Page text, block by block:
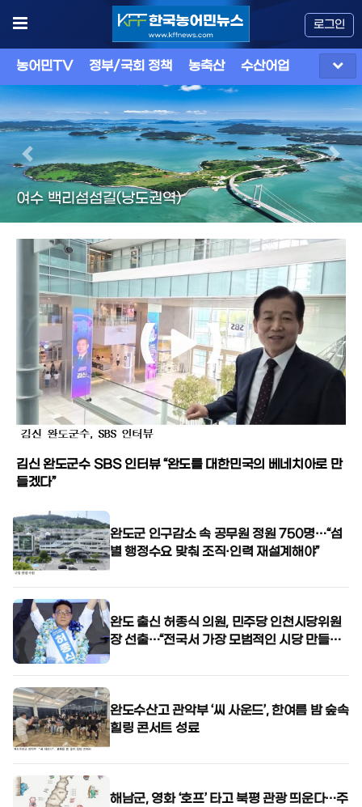
로그인
농어민TV 정부/국회 정책 농축산 수산어업
여수 백리섬섬길(낭도권역)
이전 다음
김신 완도군수 SBS 인터뷰 “완도를 대한민국의 베네치아로 만
들겠다”
완도군 인구감소 속 공무원 정원 750명…“섬
별 행정수요 맞춰 조직·인력 재설계해야”
완도 출신 허종식 의원, 민주당 인천시당위원
장 선출…“전국서 가장 모범적인 시당 만들겠
완도수산고 관악부 ‘씨 사운드’, 한여름 밤 숲속
힐링 콘서트 성료
해남군, 영화 ‘호프’ 타고 북평 관광 띄운다…주